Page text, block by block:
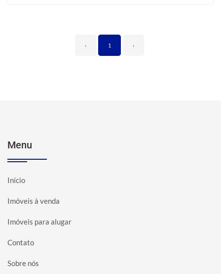
‹ 1 ›
Menu
Início
Imóveis à venda
Imóveis para alugar
Contato
Sobre nós